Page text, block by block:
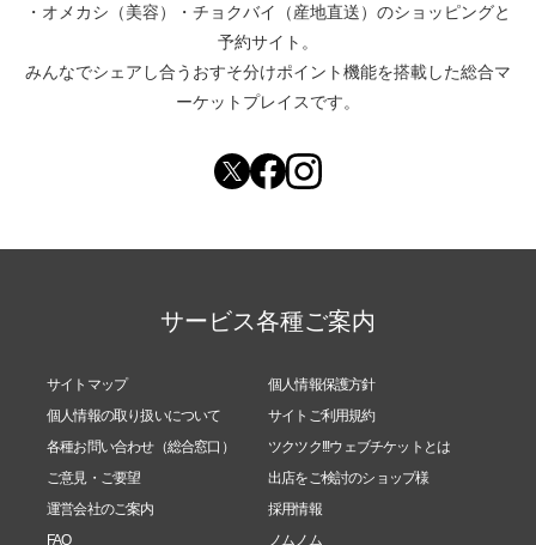
・ オメカシ（美容） ・ チョクバイ（産地直送） のショッピングと
予約サイト。
みんなでシェアし合う おすそ分けポイント機能を搭載した総合マ
ーケットプレイスです。
サービス各種ご案内
サイトマップ
個人情報保護方針
個人情報の取り扱いについて
サイトご利用規約
各種お問い合わせ（総合窓口）
ツクツク!!!ウェブチケットとは
ご意見・ご要望
出店をご検討のショップ様
運営会社のご案内
採用情報
FAQ
ノムノム